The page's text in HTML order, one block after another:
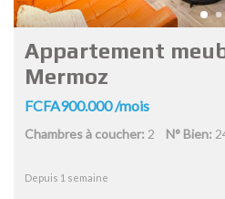
Appartement
Mermoz
FCFA900.000 /mois
Chambres à coucher: 2 N° Bien:
Depuis 1 semaine